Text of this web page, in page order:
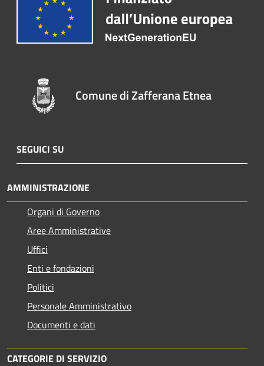
Comune di Zafferana Etnea
SEGUICI SU
AMMINISTRAZIONE
Organi di Governo
Aree Amministrative
Uffici
Enti e fondazioni
Politici
Personale Amministrativo
Documenti e dati
CATEGORIE DI SERVIZIO